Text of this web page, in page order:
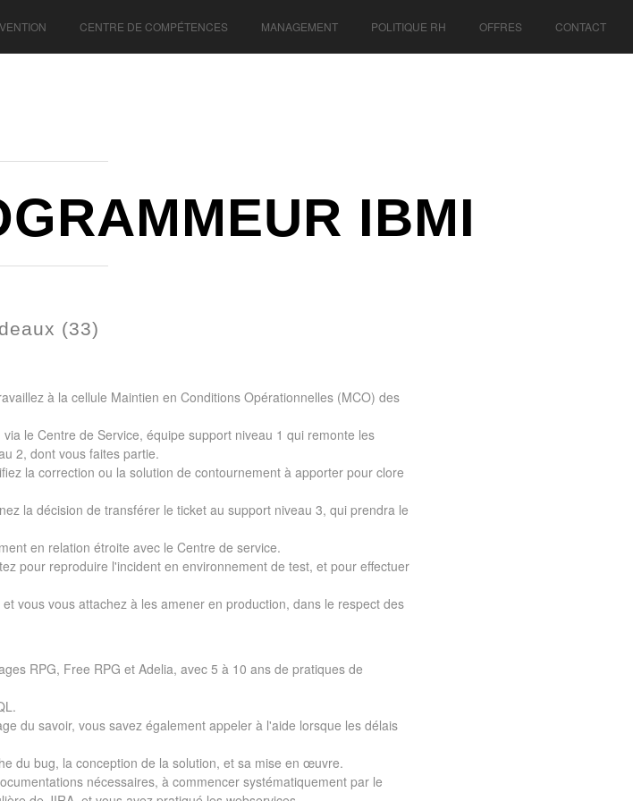
CENTRE DE COMPÉTENCES MANAGEMENT POLITIQUE RH OFFRES CONTACT
IBMI
(33)
à la cellule Maintien en Conditions Opérationnelles (MCO) des
le Centre de Service, équipe support niveau 1 qui remonte les
2, dont vous faites partie.
la correction ou la solution de contournement à apporter pour clore
la décision de transférer le ticket au support niveau 3, qui prendra le
en relation étroite avec le Centre de service.
pour reproduire l'incident en environnement de test, et pour effectuer
vous vous attachez à les amener en production, dans le respect des
RPG, Free RPG et Adelia, avec 5 à 10 ans de pratiques de
du savoir, vous savez également appeler à l'aide lorsque les délais
du bug, la conception de la solution, et sa mise en œuvre.
nécessaires, à commencer systématiquement par le